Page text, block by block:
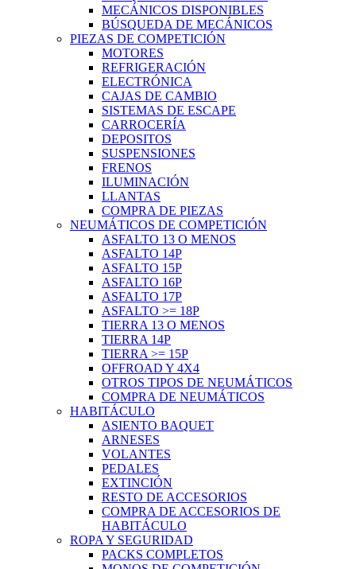
MECÁNICOS DISPONIBLES
BÚSQUEDA DE MECÁNICOS
PIEZAS DE COMPETICIÓN
MOTORES
REFRIGERACIÓN
ELECTRÓNICA
CAJAS DE CAMBIO
SISTEMAS DE ESCAPE
CARROCERÍA
DEPOSITOS
SUSPENSIONES
FRENOS
ILUMINACIÓN
LLANTAS
COMPRA DE PIEZAS
NEUMÁTICOS DE COMPETICIÓN
ASFALTO 13 O MENOS
ASFALTO 14P
ASFALTO 15P
ASFALTO 16P
ASFALTO 17P
ASFALTO >= 18P
TIERRA 13 O MENOS
TIERRA 14P
TIERRA >= 15P
OFFROAD Y 4X4
OTROS TIPOS DE NEUMÁTICOS
COMPRA DE NEUMÁTICOS
HABITÁCULO
ASIENTO BAQUET
ARNESES
VOLANTES
PEDALES
EXTINCIÓN
RESTO DE ACCESORIOS
COMPRA DE ACCESORIOS DE
HABITÁCULO
ROPA Y SEGURIDAD
PACKS COMPLETOS